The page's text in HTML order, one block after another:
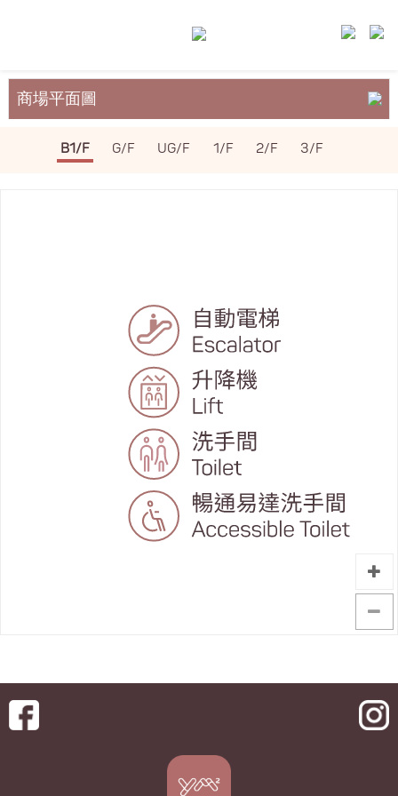
商場平面圖
關於裕民坊
B1/F G/F UG/F 1/F 2/F 3/F